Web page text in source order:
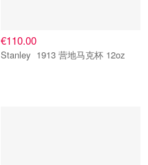
€110.00
Stanley 1913 营地马克杯 12oz